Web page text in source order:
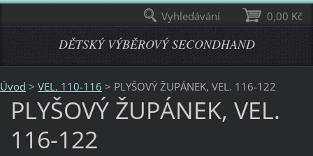
DĚTSKÝ VÝBĚROVÝ SECONDHAND
Úvod > VEL. 110-116 > PLYŠOVÝ ŽUPÁNEK, VEL. 116-122
PLYŠOVÝ ŽUPÁNEK, VEL.
116-122
0,00 Kč
Vyhledávání